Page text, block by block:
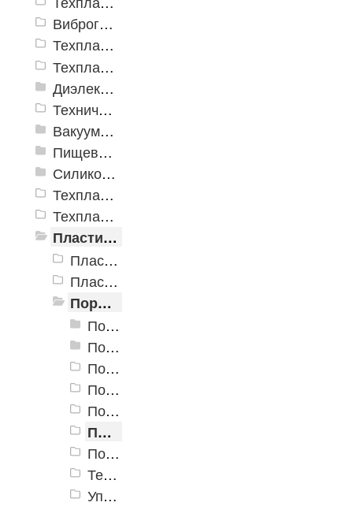
Виброгасящие (вибродемпфирующие) эластомерные пластины
Техпластина EPDM
Техпластина для дорожной техники
Диэлектрические материалы
Техническая резина ТМКЩ с тканевой прокладкой
Вакуумная пластина ТУ 38.105.116-81
Пищевая резиновая пластина
Силиконовая пластина
Техпластина электроизоляционная
Техпластина УМ (трансформаторная)
Пластины пористые и губчатые
Пластины технические губчатые
Пластины технические пористые прессовые
Пористая резина (Россия)
Пористая резина EPDM 100
Пористая резина EPDM 150
Пористая резина CR/SBR 160 Неопрен,1300x3300 мм
Пористая резина CR 160 Неопрен, 1000x2000 мм
Пористая резина EVA 40, 1000x1800 мм, черная
Пористая резина EVA 40, 1100x1950 мм, белая
Пористая резина EPDM полуоткрытые поры
Термоэластопласт TPE-S
Уплотнительные ленты